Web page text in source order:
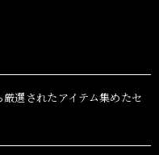
選されたアイテム集めたセ